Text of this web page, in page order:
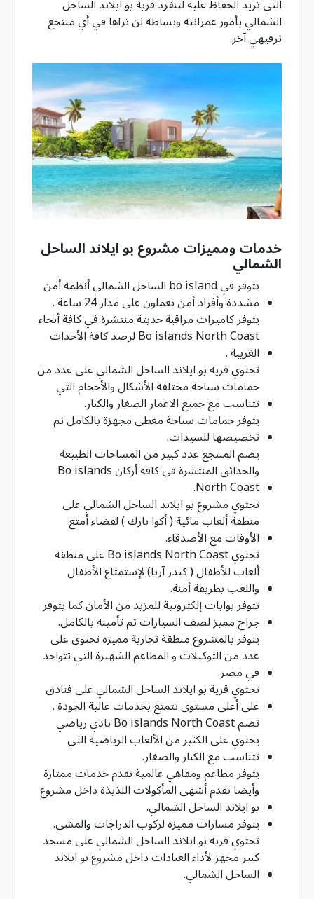
التي تريد الحفاظ عليه لتنفرد قرية بو ايلاند الساحل
الشمالي بأمور عمرانية وبساطة لن تراها في أي منتجع
ترفيهي آخر.
خدمات ومميزات مشروع بو ايلاند الساحل
الشمالي
يتوفر في bo island الساحل الشمالي أنظمة أمن
مشددة وأفراد أمن يعملون على مدار 24 ساعة .
يتوفر كاميرات مراقبة حديثة منتشرة في كافة أنحاء
Bo islands North Coast لرصد كافة الأحداث
الغريبة .
تحتوي قرية بو ايلاند الساحل الشمالي على عدد من
حمامات سباحة مختلفة الأشكال والأحجام التي
تتناسب مع جميع الاعمار الصغار والكبار.
يتوفر حمامات سباحة مغطى مجهزة بالكامل تم
تخصيصها للسيدات.
يضم المنتجع عدد كبير من المساحات الطبيعة
والحدائق المنتشرة في كافة أركان Bo islands
North Coast.
تحتوي مشروع بو ايلاند الساحل الشمالي على
منطقة ألعاب مائية ( أكوا بارك ) لقضاء أمتع
الأوقات مع الأصدقاء.
تحتوي Bo islands North Coast على منطقة
ألعاب للأطفال ( كيدز آريا) لإستمتاع الأطفال
واللعب بطريقة أمنة.
تتوفر بوابات إلكترونية للمزيد من الأمان كما يتوفر
جراج مميز لصف السيارات تم تأمينه بالكامل.
يتوفر بالمشروع منطقة تجارية مميزة تحتوي على
عدد من التوكيلات و المطاعم الشهيرة التي تتواجد
في مصر.
تحتوي قرية بو ايلاند الساحل الشمالي على فنادق
على أعلى مستوى تتمتع بخدمات عالية الجودة .
تضم Bo islands North Coast نادي رياضي
يحتوي على الكثير من الألعاب الرياضية التي
تتناسب مع الكبار والصغار.
يتوفر مطاعم ومقاهي عالمية تقدم خدمات ممتازة
وأيضا تقدم أشهى المأكولات اللذيذة داخل مشروع
بو ايلاند الساحل الشمالي.
يتوفر مسارات مميزة لركوب الدراجات والمشي.
تحتوي قرية بو ايلاند الساحل الشمالي على مسجد
كبير مجهز لأداء العبادات داخل مشروع بو ايلاند
الساحل الشمالي.